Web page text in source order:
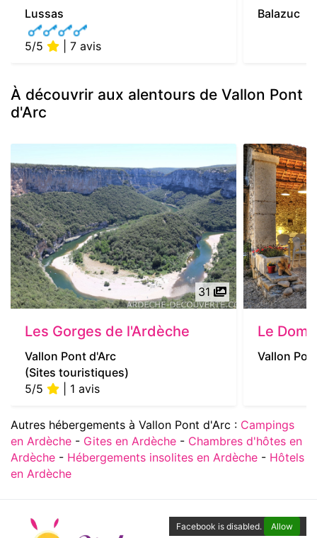
Lussas
5/5 | 7 avis
Balazuc
À découvrir aux alentours de Vallon Pont
d'Arc
31
Les Gorges de l'Ardèche
Vallon Pont d'Arc
(Sites touristiques)
5/5
| 1 avis
Le
Vallon
Autres hébergements à Vallon Pont d'Arc : Campings
en Ardèche - Gites en Ardèche - Chambres d'hôtes en
Ardèche - Hébergements insolites en Ardèche - Hôtels
en Ardèche
Facebook is disabled. Allow